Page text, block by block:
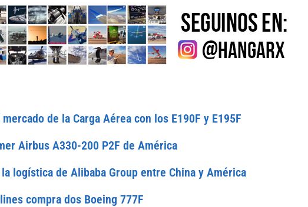
de la Carga Aérea con los E190F y E195F
Airbus A330-200 P2F de América
logística de Alibaba Group entre China y América
compra dos Boeing 777F